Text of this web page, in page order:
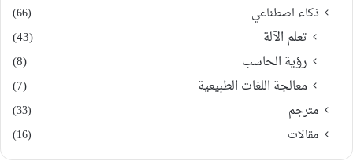
ذكاء اصطناعي (66)
تعلم الآلة
(43)
رؤية الحاسب
(8)
معالجة اللغات الطبيعية
(7)
مترجم
(33)
مقالات
(16)